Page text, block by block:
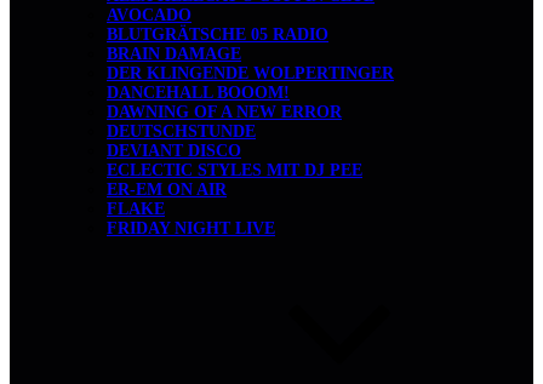
AVOCADO
BLUTGRÄTSCHE 05 RADIO
BRAIN DAMAGE
DER KLINGENDE WOLPERTINGER
DANCEHALL BOOOM!
DAWNING OF A NEW ERROR
DEUTSCHSTUNDE
DEVIANT DISCO
ECLECTIC STYLES MIT DJ PEE
ER-EM ON AIR
FLAKE
FRIDAY NIGHT LIVE